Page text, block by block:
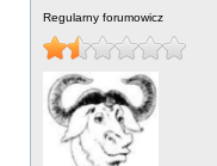
Regularny forumowicz